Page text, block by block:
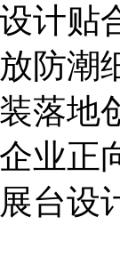
计贴
防潮
落地
业正
台设